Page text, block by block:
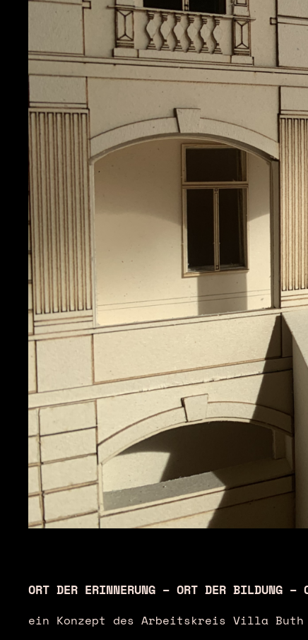
ORT DER ERINNERUNG – ORT DER BILDUNG –
ein Konzept des Arbeitskreis Villa Buth